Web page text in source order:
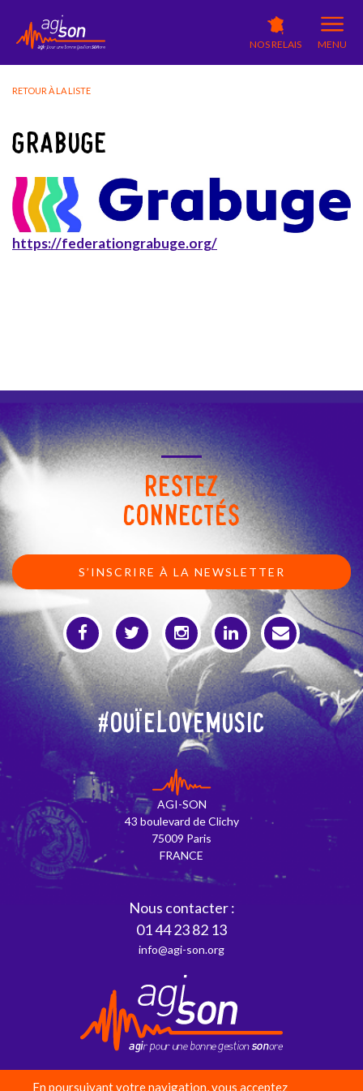
NOS RELAIS MENU
RETOUR À LA LISTE
GRABUGE
https://federationgrabuge.org/
RESTEZ
CONNECTÉS
S’INSCRIRE À LA NEWSLETTER
#OuïeLoveMusic
AGI-SON
43 boulevard de Clichy
75009 Paris
FRANCE
Nous contacter :
01 44 23 82 13
info@agi-son.org
En poursuivant votre navigation, vous acceptez